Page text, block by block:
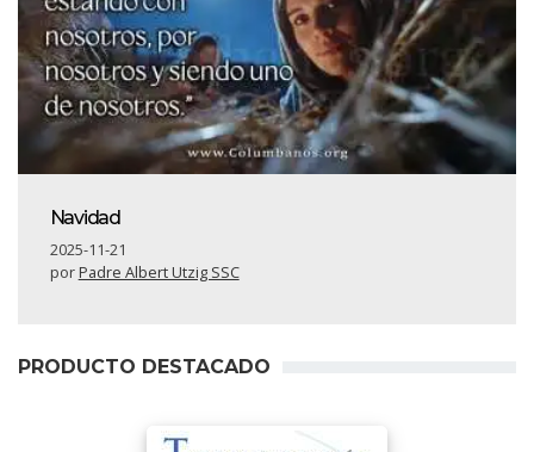
Navidad
2025-11-21
porPadre Albert Utzig SSC
PRODUCTO DESTACADO